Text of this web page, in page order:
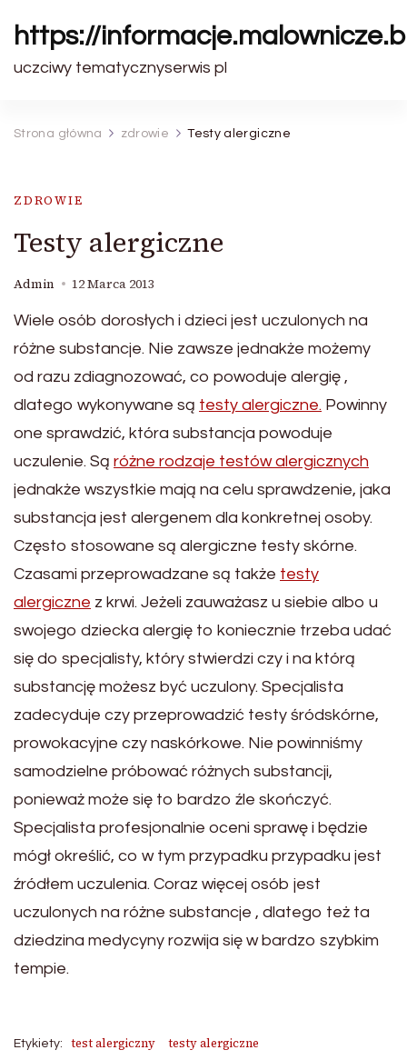
https://
uczciwy tematycznyserwis pl
Strona główna zdrowie Testy alergiczne
ZDROWIE
Testy alergiczne
Admin 12 Marca 2013
Wiele osób dorosłych i dzieci jest uczulonych na
różne substancje. Nie zawsze jednakże możemy
od razu zdiagnozować, co powoduje alergię ,
dlatego wykonywane są testy alergiczne. Powinny
one sprawdzić, która substancja powoduje
uczulenie. Są różne rodzaje testów alergicznych
jednakże wszystkie mają na celu sprawdzenie, jaka
substancja jest alergenem dla konkretnej osoby.
Często stosowane są alergiczne testy skórne.
Czasami przeprowadzane są także testy
alergiczne z krwi. Jeżeli zauważasz u siebie albo u
swojego dziecka alergię to koniecznie trzeba udać
się do specjalisty, który stwierdzi czy i na którą
substancję możesz być uczulony. Specjalista
zadecyduje czy przeprowadzić testy śródskórne,
prowokacyjne czy naskórkowe. Nie powinniśmy
samodzielne próbować różnych substancji,
ponieważ może się to bardzo źle skończyć.
Specjalista profesjonalnie oceni sprawę i będzie
mógł określić, co w tym przypadku przypadku jest
źródłem uczulenia. Coraz więcej osób jest
uczulonych na różne substancje , dlatego też ta
dziedzina medycyny rozwija się w bardzo szybkim
tempie.
Etykiety: test alergiczny testy alergiczne